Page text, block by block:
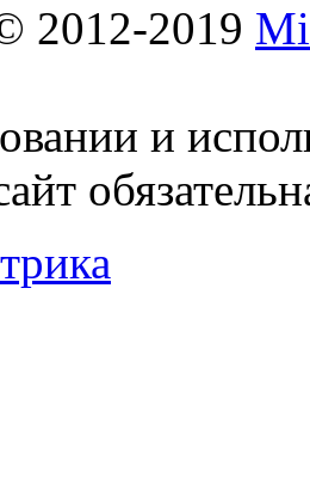
2012-2019
и